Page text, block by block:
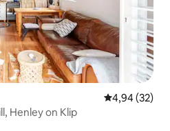
Xếp hạng
4,94 (32)
Henley on Klip